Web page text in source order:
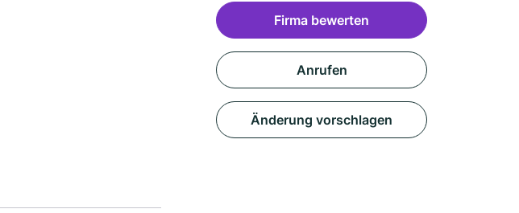
Firma bewerten
Anrufen
Änderung vorschlagen